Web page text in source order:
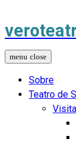
Sobre
Teatro de